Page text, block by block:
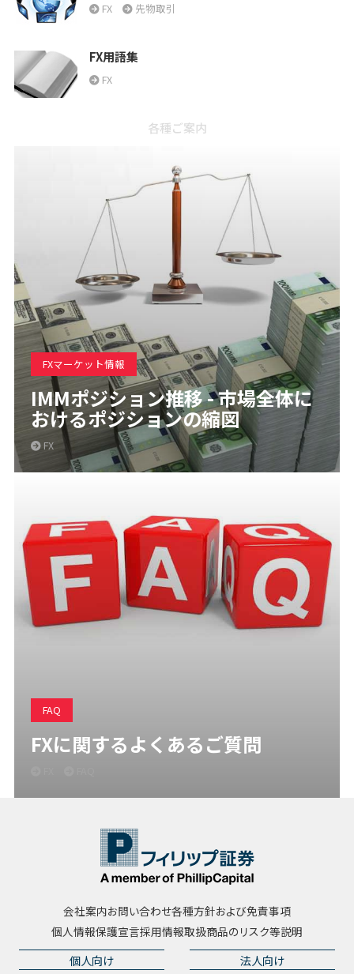
FX 先物取引
FX用語集
FX
各種ご案内
FXマーケット情報
IMMポジション推移 - 市場全体に
おけるポジションの縮図
FX
FAQ
FXに関するよくあるご質問
会社案内お問い合わせ各種方針および免責事項
個人情報保護宣言採用情報取扱商品のリスク等説明
個人向け 法人向け